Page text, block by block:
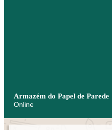
Armazém do Papel de Parede
Online